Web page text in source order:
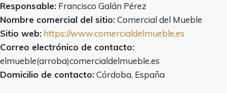
Responsable: Francisco Galán Pérez
Nombre comercial del sitio:Comercial del Mueble
Sitio web: https://www.comercialdelmueble.es
Correo electrónico de contacto:
elmueble(arroba)comercialdelmueble.es
Domicilio de contacto:Córdoba, España